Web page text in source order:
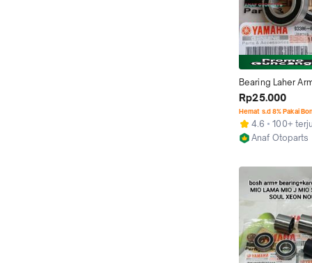
Bearing Laher
Sporty, Mio Smile,
Karbu, Nouvo,
Motorcycle
Rp25.000
Hemat s.d 8% Pakai
4.6
100+
Anaf Otoparts